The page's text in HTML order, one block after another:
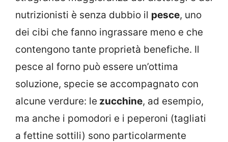
nutrizionisti è senza dubbio il pesce, uno
dei cibi che fanno ingrassare meno e che
contengono tante proprietà benefiche. Il
pesce al forno può essere un’ottima
soluzione, specie se accompagnato con
alcune verdure: le zucchine, ad esempio,
ma anche i pomodori e i peperoni (tagliati
a fettine sottili) sono particolarmente